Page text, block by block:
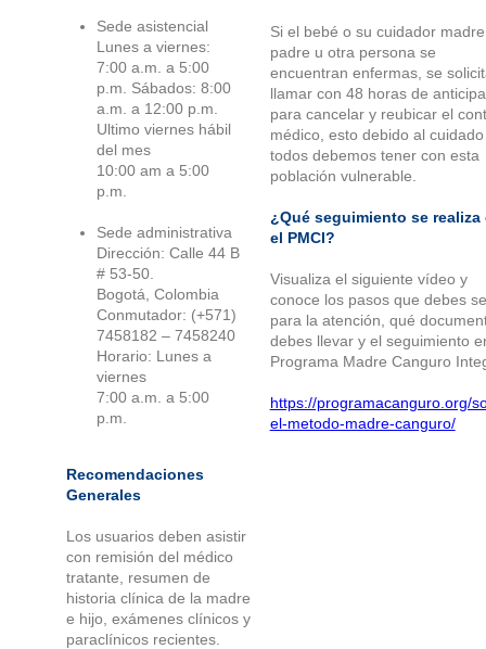
Sede asistencial
Lunes a viernes:
7:00 a.m. a 5:00
p.m. Sábados: 8:00
a.m. a 12:00 p.m.
Ultimo viernes hábil
del mes
10:00 am a 5:00
p.m.
Sede administrativa
Dirección: Calle 44 B
# 53-50.
Bogotá, Colombia
Conmutador: (+571)
7458182 – 7458240
Horario: Lunes a
viernes
7:00 a.m. a 5:00
p.m.
Recomendaciones
Generales
Los usuarios deben asistir
con remisión del médico
tratante, resumen de
historia clínica de la madre
e hijo, exámenes clínicos y
paraclínicos recientes.
Si el bebé o su cuidador
padre u otra persona se
encuentran enfermas, se
llamar con 48 horas de
para cancelar y reubicar el
médico, esto debido al
todos debemos tener con esta
población vulnerable.
¿Qué seguimiento se realiza
el PMCI?
Visualiza el siguiente vídeo y
conoce los pasos que debes
para la atención, qué
debes llevar y el seguimiento
Programa Madre Canguro
https://programacanguro.org/
el-metodo-madre-canguro/